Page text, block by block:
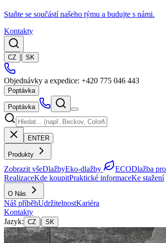
Staňte se součástí našeho týmu a budujte s námi.
Kontakty
CZ | SK
Objednávky a expedice: +420 775 046 443
Poptávka
Poptávka
ENTER
Produkty
Zobrazit všeDlažbyEko-dlažby ECODlažba
RealizaceKde koupitPraktické informaceKe stažení
O Nás
Náš příběhUdržitelnostKariéra
Kontakty
Jazyk: CZ | SK